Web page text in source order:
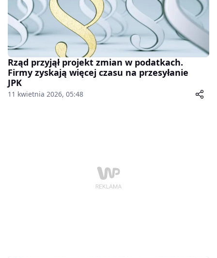
Rząd przyjął projekt zmian w podatkach.
Firmy zyskają więcej czasu na przesyłanie
JPK
11 kwietnia 2026, 05:48